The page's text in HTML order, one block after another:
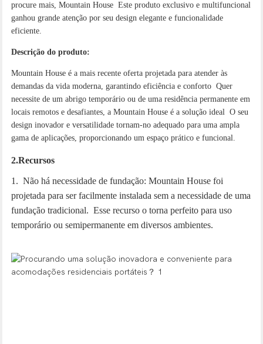
procure mais, Mountain House Este produto exclusivo e multifuncional
ganhou grande atenção por seu design elegante e funcionalidade
eficiente.
Descrição do produto:
Mountain House é a mais recente oferta projetada para atender às
demandas da vida moderna, garantindo eficiência e conforto Quer
necessite de um abrigo temporário ou de uma residência permanente em
locais remotos e desafiantes, a Mountain House é a solução ideal O seu
design inovador e versatilidade tornam-no adequado para uma ampla
gama de aplicações, proporcionando um espaço prático e funcional.
2.Recursos
1. Não há necessidade de fundação: Mountain House foi
projetada para ser facilmente instalada sem a necessidade de uma
fundação tradicional. Esse recurso o torna perfeito para uso
temporário ou semipermanente em diversos ambientes.